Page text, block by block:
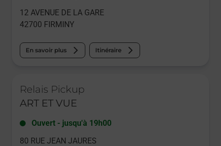
12 AVENUE DE LA GARE
42700 FIRMINY
En savoir plus Itinéraire
Relais Pickup
ART ET VUE
Ouvert - jusqu'à 19h00
80 RUE JEAN JAURES